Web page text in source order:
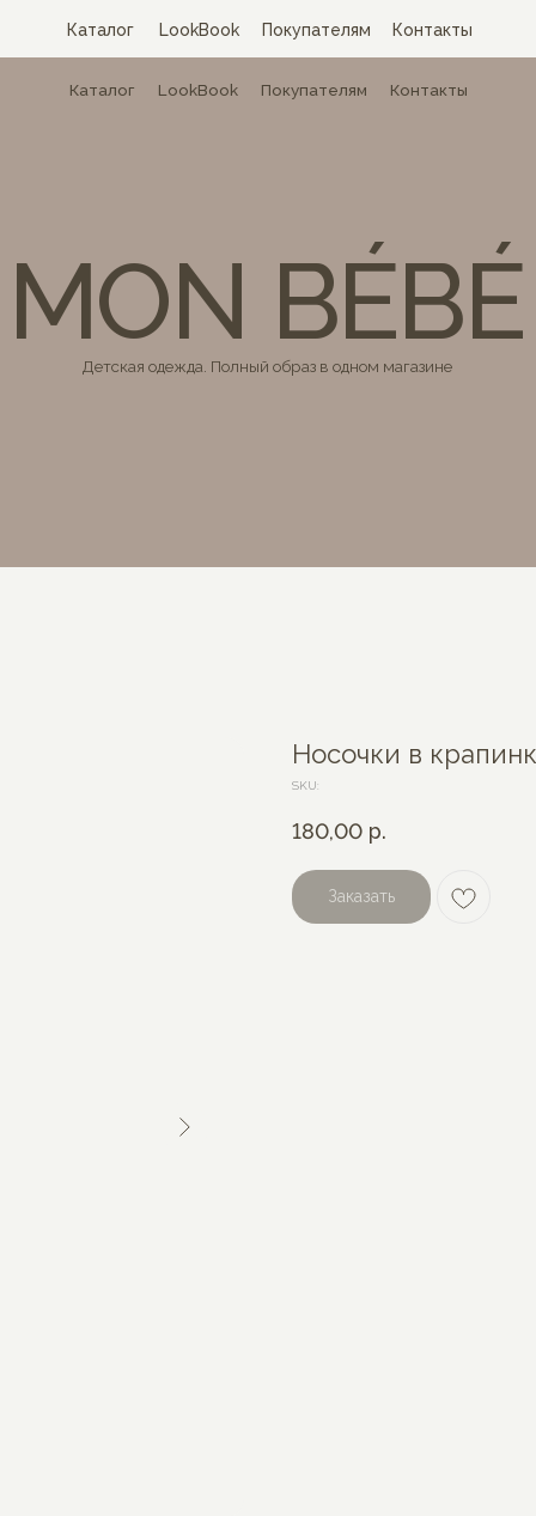
Контакты
Покупателям
LookBook
Каталог
Детская одежда. Полный образ в одном магазине
BÉBÉ
Покупателям
Носочки в
SKU:
180,00 р.
Заказать